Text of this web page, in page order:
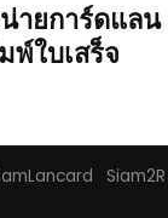
ายการ์ดแลน
ใบเสร็จ
Siam2R